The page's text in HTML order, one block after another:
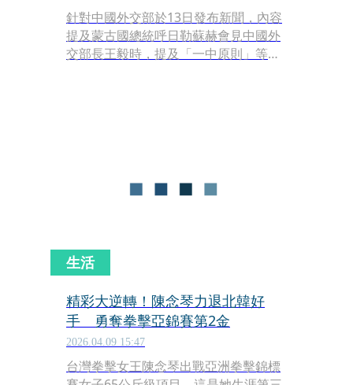
針對中國外交部於13日發布新聞，內容
提及蒙古國總統呼日勒蘇赫會見中國外
交部長王毅時，提及「一中原則」等相
生活
精彩大逆轉！陳念琴力退北韓好
手 勇奪拳擊亞錦賽第2金
2026.04.09 15:47
台灣拳擊女王陳念琴出戰亞洲拳擊錦標